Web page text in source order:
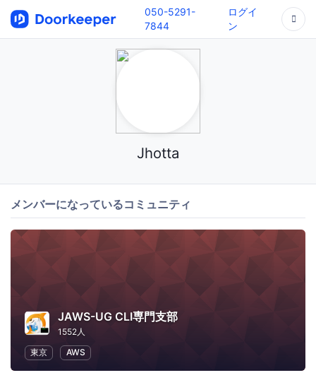
050-5291-
7844
ログイ
ン
Jhotta
メンバーになっているコミュニティ
JAWS-UG CLI専門支部
1552人
東京
AWS